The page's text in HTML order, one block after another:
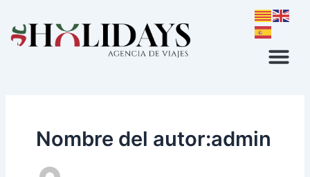
contenido
Nombre del autor:admin